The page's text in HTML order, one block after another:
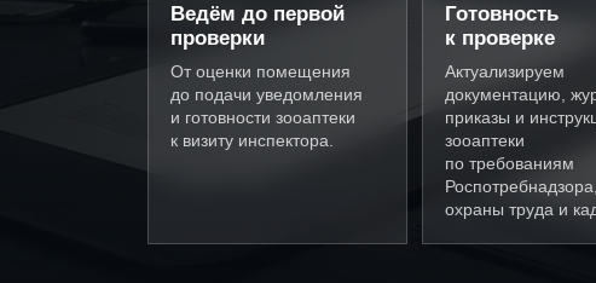
Ведём до первой
проверки
От оценки помещения
до подачи уведомления
и готовности зооаптеки
к визиту инспектора.
Готовность
к проверке
Актуализируем
документацию,
приказы и
зооаптеки
по требованиям
охраны труда и